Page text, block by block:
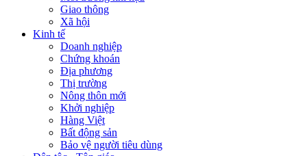
Giao thông
Xã hội
Kinh tế
Doanh nghiệp
Chứng khoán
Địa phương
Thị trường
Nông thôn mới
Khởi nghiệp
Hàng Việt
Bất động sản
Bảo vệ người tiêu dùng